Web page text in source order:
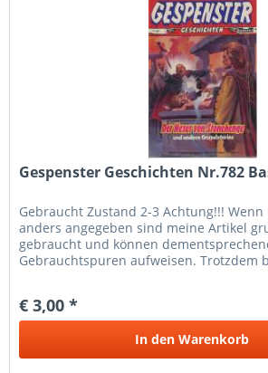
Gespenster Geschichten Nr.782
Gebraucht Zustand 2-3 Achtung!!!
anders angegeben sind meine Artikel
gebraucht und können
Gebrauchtspuren aufweisen. Trotzdem
€ 3,00 *
In den Warenkorb